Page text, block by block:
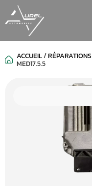
ACCUEIL/RÉPARATIONS
MED17.5.5